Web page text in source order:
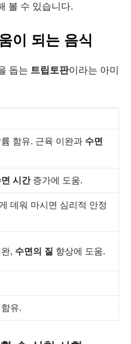
볼 수 있습니다.
이 되는 음식
돕는 트립토판이라는 아미
함유. 근육 이완과 수면
시간증가에 도움.
데워 마시면 심리적 안정
, 수면의 질 향상에 도움.
함유.